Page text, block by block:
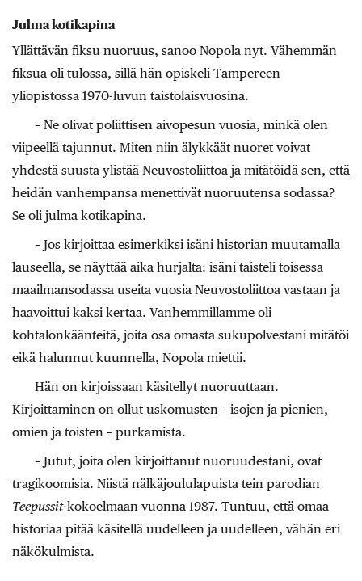
Julma kotikapina
Yllättävän fiksu nuoruus, sanoo Nopola nyt. Vähemmän
fiksua oli tulossa, sillä hän opiskeli Tampereen
yliopistossa 1970-luvun taistolaisvuosina.
– Ne olivat poliittisen aivopesun vuosia, minkä olen
viipeellä tajunnut. Miten niin älykkäät nuoret voivat
yhdestä suusta ylistää Neuvostoliittoa ja mitätöidä sen, että
heidän vanhempansa menettivät nuoruutensa sodassa?
Se oli julma kotikapina.
– Jos kirjoittaa esimerkiksi isäni historian muutamalla
lauseella, se näyttää aika hurjalta: isäni taisteli toisessa
maailmansodassa useita vuosia Neuvostoliittoa vastaan ja
haavoittui kaksi kertaa. Vanhemmillamme oli
kohtalonkäänteitä, joita osa omasta sukupolvestani mitätöi
eikä halunnut kuunnella, Nopola miettii.
Hän on kirjoissaan käsitellyt nuoruuttaan.
Kirjoittaminen on ollut uskomusten – isojen ja pienien,
omien ja toisten – purkamista.
– Jutut, joita olen kirjoittanut nuoruudestani, ovat
tragikoomisia. Niistä nälkäjoululapuista tein parodian
Teepussit-kokoelmaan vuonna 1987. Tuntuu, että omaa
historiaa pitää käsitellä uudelleen ja uudelleen, vähän eri
näkökulmista.